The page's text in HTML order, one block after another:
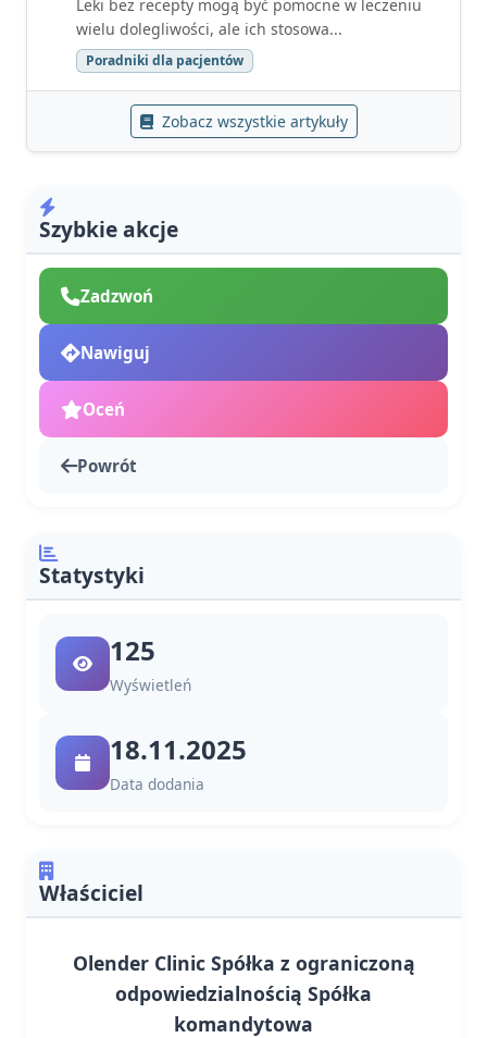
Leki bez recepty mogą być pomocne w leczeniu
wielu dolegliwości, ale ich stosowa...
Poradniki dla pacjentów
Zobacz wszystkie artykuły
Szybkie akcje
Zadzwoń
Nawiguj
Oceń
Powrót
Statystyki
125
Wyświetleń
18.11.2025
Data dodania
Właściciel
Olender Clinic Spółka z ograniczoną
odpowiedzialnością Spółka
komandytowa